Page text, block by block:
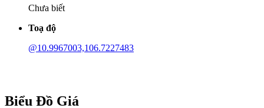
Chưa biết
Toạ độ
@10.9967003,106.7227483
Biểu Đồ Giá